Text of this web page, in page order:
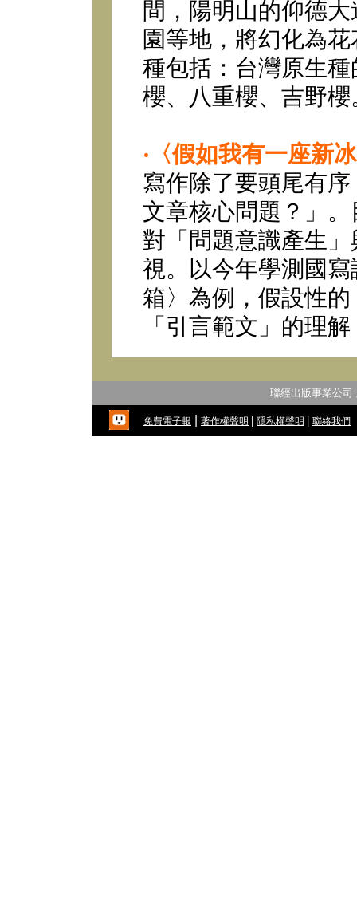
間，陽明山的仰德
園等地，將幻化為
種包括：台灣原生
櫻、八重櫻、吉野櫻
‧ 〈假如我有一座新
寫作除了要頭尾有
文章核心問題？」
對「問題意識產生
視。以今年學測國
箱〉為例，假設性
「引言範文」的理
聯經出版事業公司
免費電子報 著作權聲明 隱私權聲明 聯絡我們